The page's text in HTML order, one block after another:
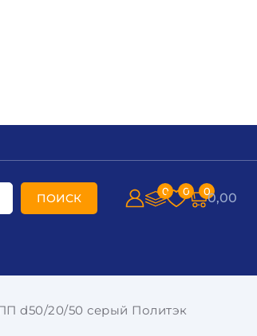
ПОИСК 0 0 00,00
d50/20/50 серый Политэк